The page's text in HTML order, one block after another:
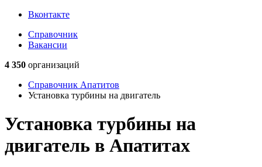
Вконтакте
Справочник
Вакансии
4 350 организаций
Справочник Апатитов
Установка турбины на двигатель
Установка турбины на
двигатель в Апатитах